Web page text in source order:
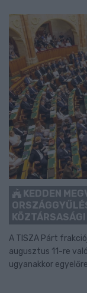
KEDDEN
A TISZA Párt
augusztus 11-re
ugyanakkor